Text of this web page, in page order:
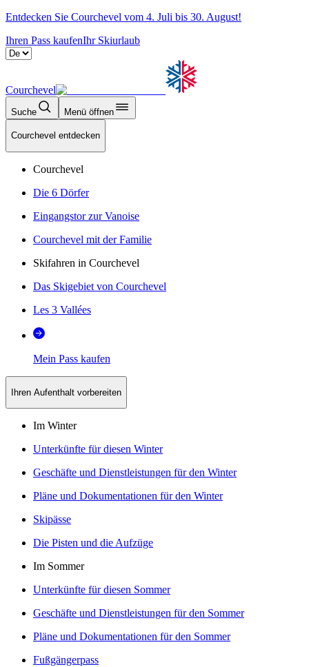
Entdecken Sie Courchevel vom 4. Juli bis 30. August!
Ihren Pass kaufenIhr Skiurlaub
Courchevel
Suche Menü öffnen
Courchevel entdecken
Courchevel
Die 6 Dörfer
Eingangstor zur Vanoise
Courchevel mit der Familie
Skifahren in Courchevel
Das Skigebiet von Courchevel
Les 3 Vallées
Mein Pass kaufen
Ihren Aufenthalt vorbereiten
Im Winter
Unterkünfte für diesen Winter
Geschäfte und Dienstleistungen für den Winter
Pläne und Dokumentationen für den Winter
Skipässe
Die Pisten und die Aufzüge
Im Sommer
Unterkünfte für diesen Sommer
Geschäfte und Dienstleistungen für den Sommer
Pläne und Dokumentationen für den Sommer
Fußgängerpass